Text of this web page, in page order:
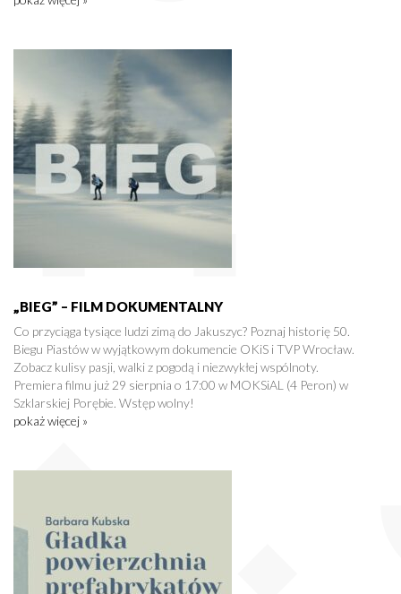
„BIEG” – FILM DOKUMENTALNY
Co przyciąga tysiące ludzi zimą do Jakuszyc? Poznaj historię 50.
Biegu Piastów w wyjątkowym dokumencie OKiS i TVP Wrocław.
Zobacz kulisy pasji, walki z pogodą i niezwykłej wspólnoty.
Premiera filmu już 29 sierpnia o 17:00 w MOKSiAL (4 Peron) w
Szklarskiej Porębie. Wstęp wolny!
pokaż więcej »